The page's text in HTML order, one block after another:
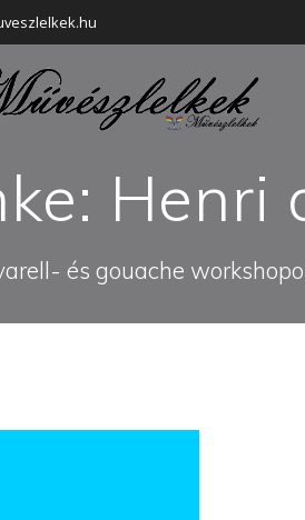
Henri
és gouache